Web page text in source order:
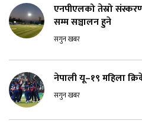
एनपीएलको तेस्रो
सम्म सञ्चालन हुने
सगुन खबर
नेपाली यू–१९ महिला
सगुन खबर